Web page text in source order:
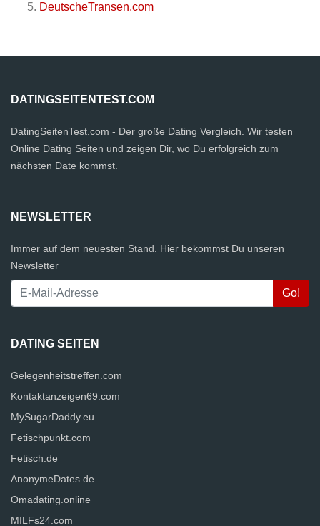
DeutscheTransen.com
DATINGSEITENTEST.COM
DatingSeitenTest.com - Der große Dating Vergleich. Wir testen
Online Dating Seiten und zeigen Dir, wo Du erfolgreich zum
nächsten Date kommst.
NEWSLETTER
Immer auf dem neuesten Stand. Hier bekommst Du unseren
Newsletter
DATING SEITEN
Gelegenheitstreffen.com
Kontaktanzeigen69.com
MySugarDaddy.eu
Fetischpunkt.com
Fetisch.de
AnonymeDates.de
Omadating.online
MILFs24.com